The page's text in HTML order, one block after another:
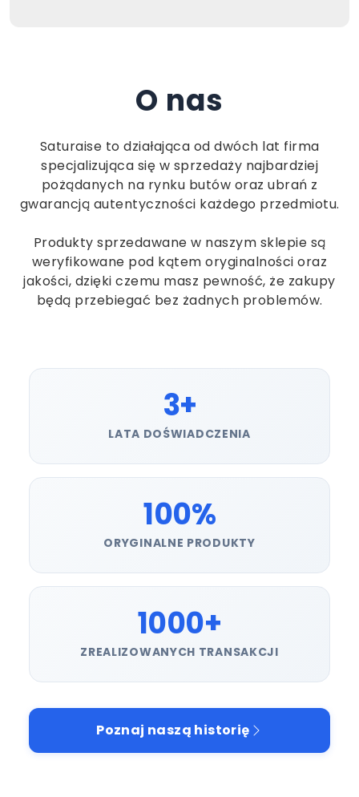
O nas
Saturaise to działająca od dwóch lat firma
specjalizująca się w sprzedaży najbardziej
pożądanych na rynku butów oraz ubrań z
gwarancją autentyczności każdego przedmiotu.
Produkty sprzedawane w naszym sklepie są
weryfikowane pod kątem oryginalności oraz
jakości, dzięki czemu masz pewność, że zakupy
będą przebiegać bez żadnych problemów.
3+
LATA DOŚWIADCZENIA
100%
ORYGINALNE PRODUKTY
1000+
ZREALIZOWANYCH TRANSAKCJI
Poznaj naszą historię